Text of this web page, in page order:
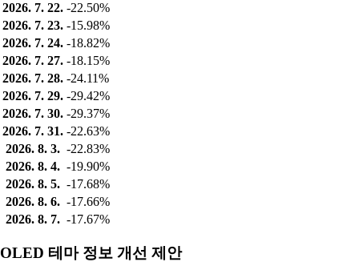
2026. 7. 22. -22.50%
2026. 7. 23. -15.98%
2026. 7. 24. -18.82%
2026. 7. 27. -18.15%
2026. 7. 28. -24.11%
2026. 7. 29. -29.42%
2026. 7. 30. -29.37%
2026. 7. 31. -22.63%
2026. 8. 3. -22.83%
2026. 8. 4. -19.90%
2026. 8. 5. -17.68%
2026. 8. 6. -17.66%
2026. 8. 7. -17.67%
OLED 테마 정보 개선 제안